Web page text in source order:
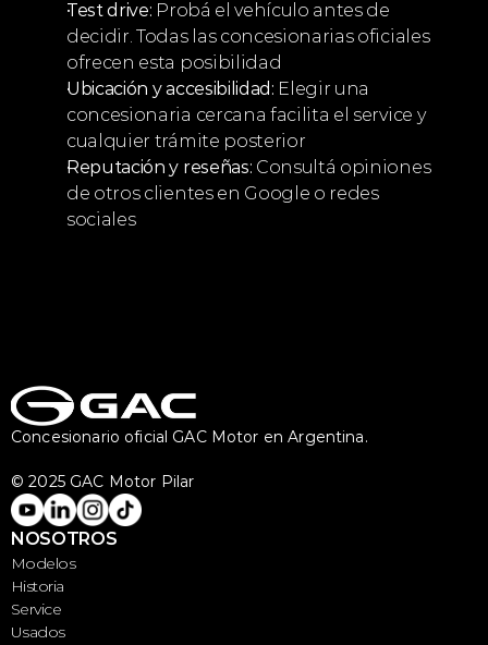
Test drive: Probá el vehículo antes de
decidir. Todas las concesionarias oficiales
ofrecen esta posibilidad
Ubicación y accesibilidad: Elegir una
concesionaria cercana facilita el service y
cualquier trámite posterior
Reputación y reseñas: Consultá opiniones
de otros clientes en Google o redes
sociales
Concesionario oficial GAC Motor en Argentina.
© 2025 GAC Motor Pilar
NOSOTROS
Modelos
Historia
Service
Usados